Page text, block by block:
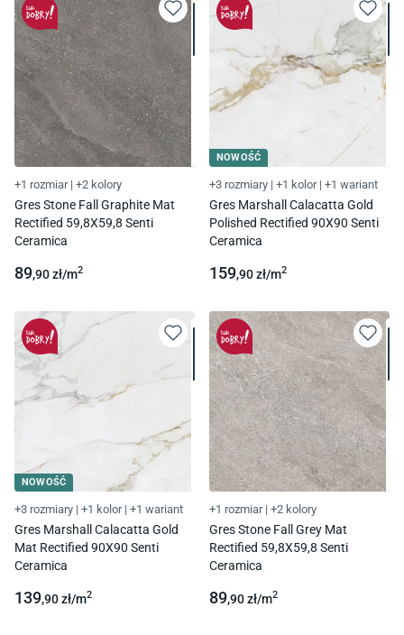
+1 rozmiar | +2 kolory
Gres Stone Fall Graphite Mat
Rectified 59,8X59,8 Senti
Ceramica
89,90zł/m2
NOWOŚĆ
+3 rozmiary | +1 kolor | +1 wariant
Gres Marshall Calacatta Gold
Polished Rectified 90X90 Senti
Ceramica
159,90zł/m2
NOWOŚĆ
+3 rozmiary | +1 kolor | +1 wariant
Gres Marshall Calacatta Gold
Mat Rectified 90X90 Senti
Ceramica
139,90zł/m2
+1 rozmiar | +2 kolory
Gres Stone Fall Grey Mat
Rectified 59,8X59,8 Senti
Ceramica
89,90zł/m2